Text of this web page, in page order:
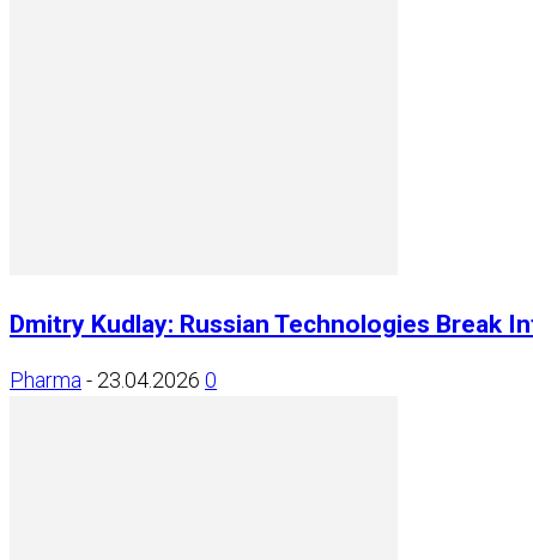
Dmitry Kudlay: Russian Technologies Break
Pharma - 23.04.2026 0